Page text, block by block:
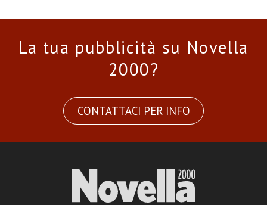
La tua pubblicità su Novella
2000?
CONTATTACI PER INFO